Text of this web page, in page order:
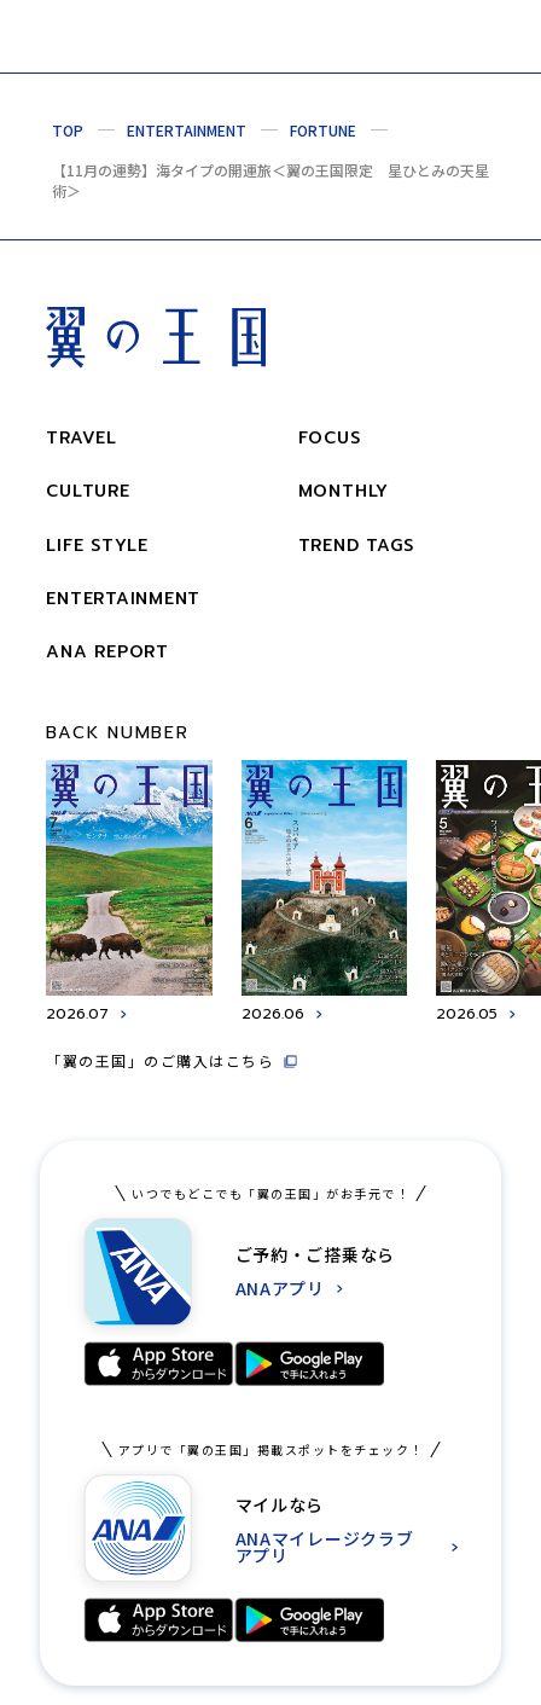
TOP ENTERTAINMENT
FORTUNE
【11月の運勢】海タイプの開運旅＜翼の王国限定 星ひとみの天星
術＞
TRAVEL
CULTURE
LIFE STYLE
ENTERTAINMENT
ANA REPORT
FOCUS
MONTHLY
TREND TAGS
BACK NUMBER
2026.07 2026.06 2026.05
「翼の王国」のご購入はこちら
いつでもどこでも「翼の王国」がお手元で！
ご予約・ご搭乗なら
ANAアプリ
アプリで「翼の王国」掲載スポットをチェック！
マイルなら
ANAマイレージクラブ
アプリ